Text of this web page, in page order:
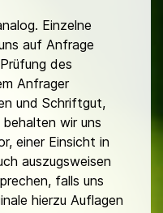
Einzelne
auf Anfrage
des
Anfrager
und Schriftgut,
wir uns
einer Einsicht in
auszugsweisen
falls uns
hierzu Auflagen